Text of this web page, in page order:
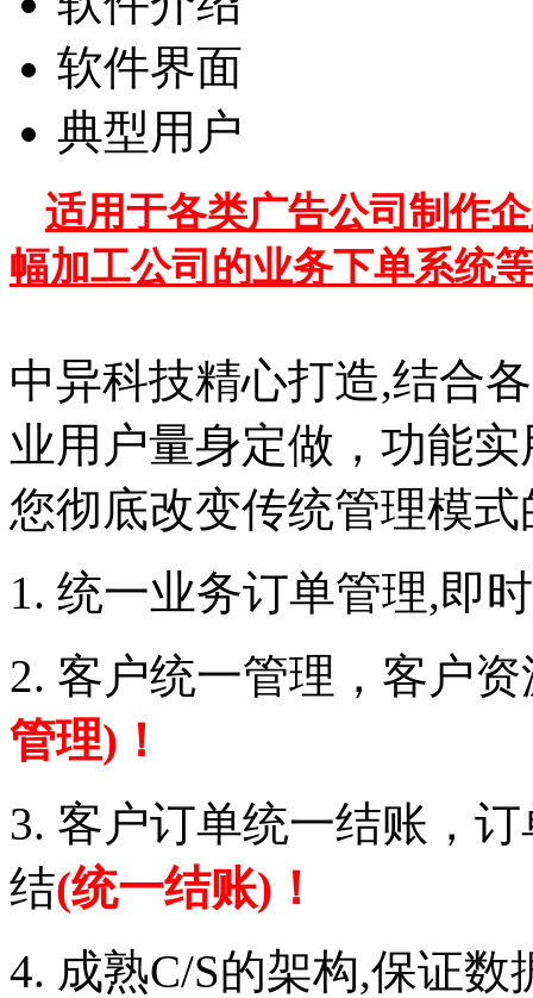
软件界面
典型用户
适用于各类广告公司制作
幅加工公司的业务下单系统
中异科技精心打造,结合
业用户量身定做，功能
您彻底改变传统管理模
1. 统一业务订单管理,即时
2. 客户统一管理，客户
管理)！
3. 客户订单统一结账，
结(统一结账)！
4. 成熟C/S的架构,保证